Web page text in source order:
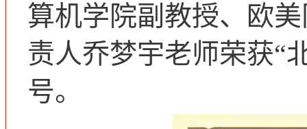
算机学院副教授、欧
责人乔梦宇老师荣获“
号。